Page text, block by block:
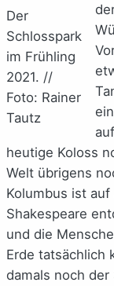
Der
Schlosspark
im Frühling
2021. //
Foto: Rainer
Tautz
heutige Koloss
Welt übrigens
Kolumbus ist
Shakespeare
und die
Erde tatsächlich
damals noch